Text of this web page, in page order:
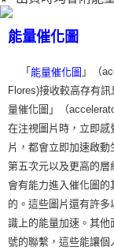
能量催化圖
「 能量催化圖 」（
Flores)接收較高存有
量催化圖」（
在注視圖片時，立即感
片，都會立即加速啟
第五次元以及更高的
會有能力進入催化圖
的。這些圖片還有許
識上的能量加速。其
號的聯繫，這些能讓